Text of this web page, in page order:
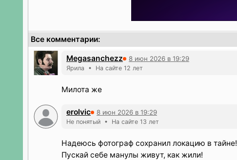
Все комментарии:
Megasanchezz 8 июн 2026 в 19:29
Ярила • На сайте 12 лет
Милота же
erolvic 8 июн 2026 в 19:29
Не понятый • На сайте 13 лет
Надеюсь фотограф сохранил локацию в тайне!
Пускай себе манулы живут, как жили!